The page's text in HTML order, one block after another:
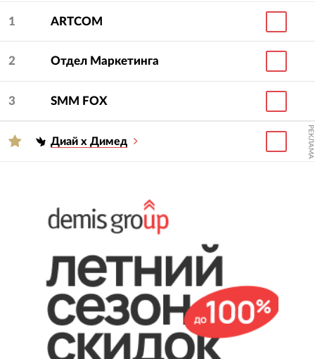
1 ARTCOM
2 Отдел Маркетинга
3 SMM FOX
Диай х Димед РЕКЛАМА